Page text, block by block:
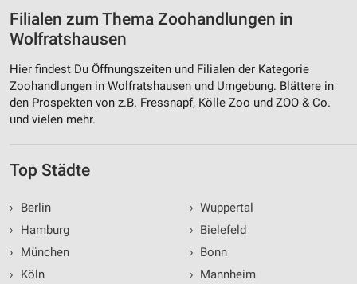
Filialen zum Thema Zoohandlungen in
Wolfratshausen
Hier findest Du Öffnungszeiten und Filialen der Kategorie
Zoohandlungen in Wolfratshausen und Umgebung. Blättere in
den Prospekten von z.B. Fressnapf, Kölle Zoo und ZOO & Co.
und vielen mehr.
Top Städte
›
Berlin
›
Hamburg
›
München
›
Köln
› Wuppertal
› Bielefeld
› Bonn
› Mannheim